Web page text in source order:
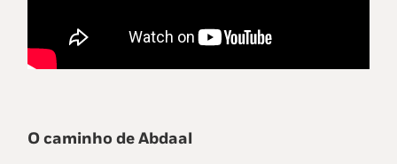
O caminho de Abdaal